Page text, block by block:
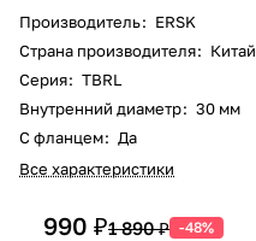
Производитель: ERSK
Страна производителя: Китай
Серия: TBRL
Внутренний диаметр: 30 мм
С фланцем: Да
Все характеристики
990 ₽1 890 ₽ -48%